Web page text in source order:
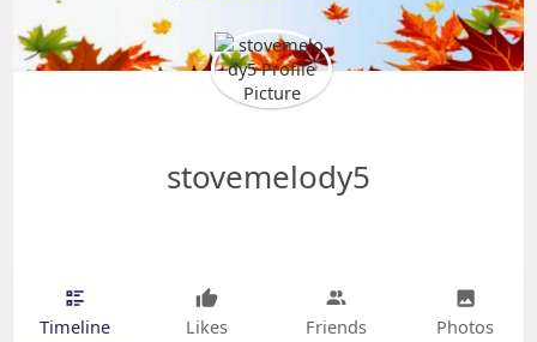
stovemelody5
Timeline Likes Friends Photos